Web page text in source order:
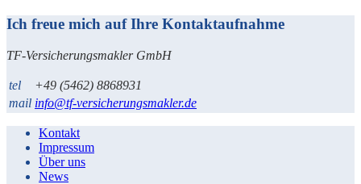
Ich freue mich auf Ihre Kontaktaufnahme
TF-Versicherungsmakler GmbH
tel
+49 (5462) 8868931
mail info@tf-versicherungsmakler.de
Kontakt
Impressum
Über uns
News